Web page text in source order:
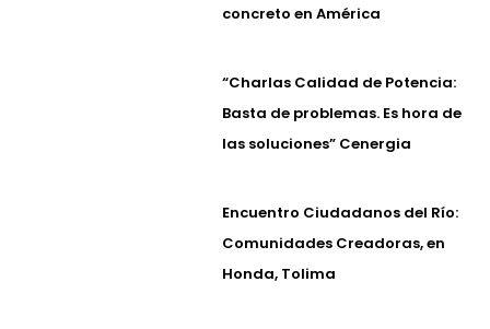
concreto en América
“Charlas Calidad de Potencia:
Basta de problemas. Es hora de
las soluciones” Cenergia
Encuentro Ciudadanos del Río:
Comunidades Creadoras, en
Honda, Tolima